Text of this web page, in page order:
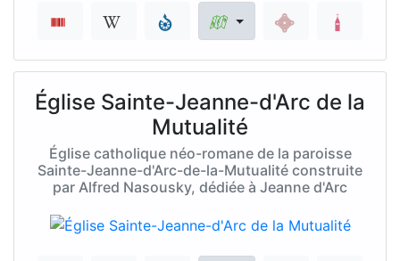
Église Sainte-Jeanne-d'Arc de la
Mutualité
Église catholique néo-romane de la paroisse
Sainte-Jeanne-d'Arc-de-la-Mutualité construite
par Alfred Nasousky, dédiée à Jeanne d'Arc